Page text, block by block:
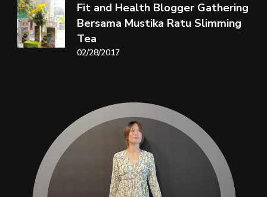
Fit and Health Blogger Gathering
Bersama Mustika Ratu Slimming
Tea
02/28/2017